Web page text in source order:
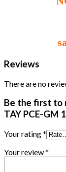
Reviews
There are no
Be the first to
TAY PCE-GM
Your rating*
Your review*